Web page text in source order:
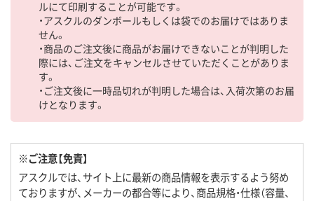
ルにて印刷することが可能です。
・アスクルのダンボールもしくは袋でのお届けではありま
せん。
・商品のご注文後に商品がお届けできないことが判明した
際には、ご注文をキャンセルさせていただくことがありま
す。
・ご注文後に一時品切れが判明した場合は、入荷次第のお届
けとなります。
※ご注意【免責】
アスクルでは、サイト上に最新の商品情報を表示するよう努め
ておりますが、メーカーの都合等により、商品規格・仕様（容量、